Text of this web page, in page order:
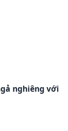
nghiêng với